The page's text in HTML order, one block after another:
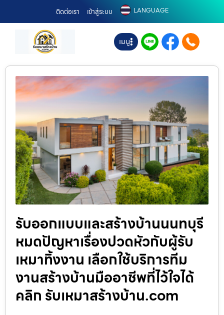
ติดต่อเรา เข้าสู่ระบบ LANGUAGE
เมนู
รับออกแบบและสร้างบ้านนนทบุรี
หมดปัญหาเรื่องปวดหัวกับผู้รับ
เหมาทิ้งงาน เลือกใช้บริการทีม
งานสร้างบ้านมืออาชีพที่ไว้ใจได้
คลิก รับเหมาสร้างบ้าน.com